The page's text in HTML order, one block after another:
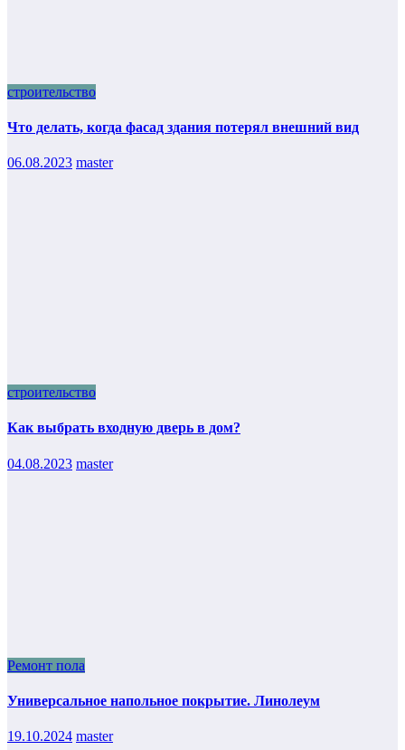
строительство
Что делать, когда фасад здания потерял внешний вид
06.08.2023 master
строительство
Как выбрать входную дверь в дом?
04.08.2023 master
Ремонт пола
Универсальное напольное покрытие. Линолеум
19.10.2024 master